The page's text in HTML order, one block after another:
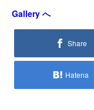
Gallery へ
Share
Hatena